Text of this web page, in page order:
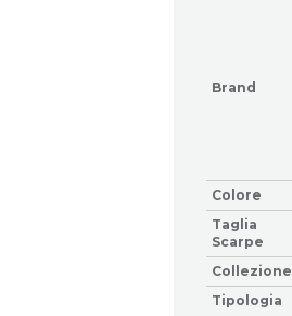
Brand
Colore
Taglia
Scarpe
Collezione
Tipologia